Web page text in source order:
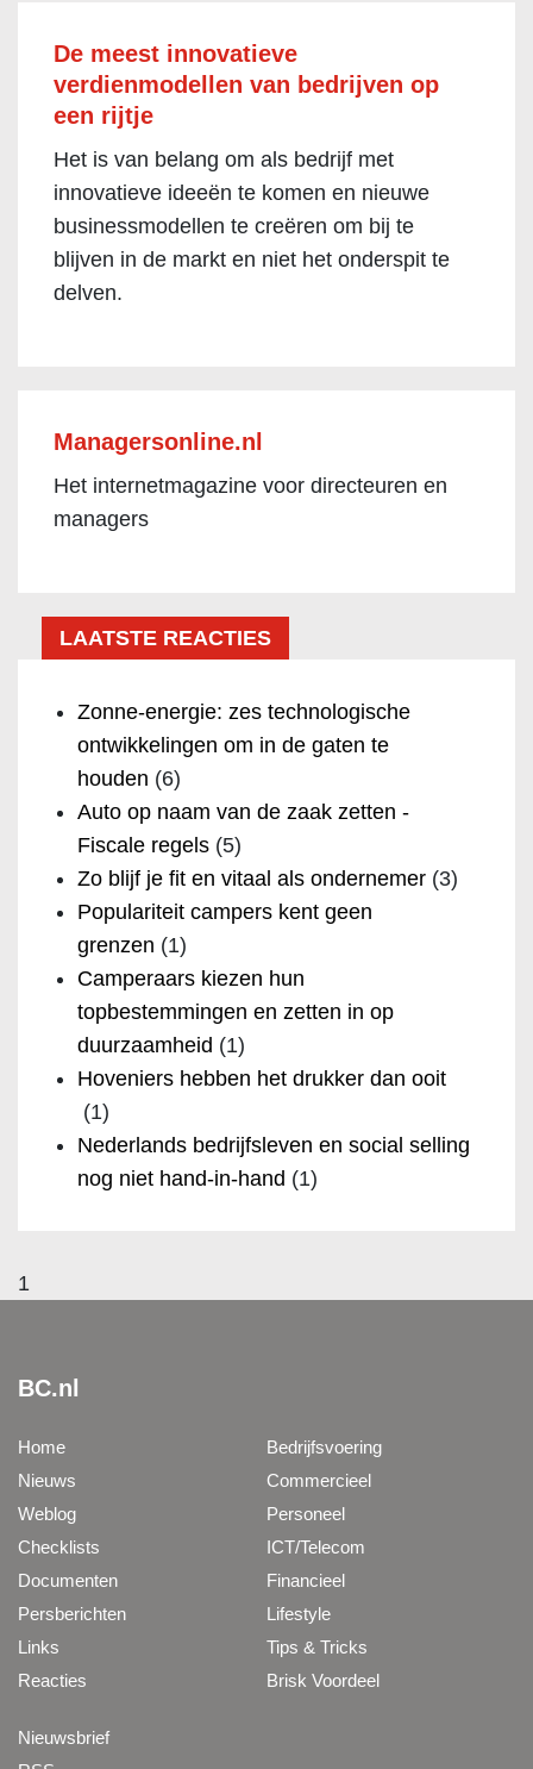
De meest innovatieve
verdienmodellen van bedrijven op
een rijtje
Het is van belang om als bedrijf met
innovatieve ideeën te komen en nieuwe
businessmodellen te creëren om bij te
blijven in de markt en niet het onderspit te
delven.
Managersonline.nl
Het internetmagazine voor directeuren en
managers
LAATSTE REACTIES
Zonne-energie: zes technologische
ontwikkelingen om in de gaten te
houden (6)
Auto op naam van de zaak zetten -
Fiscale regels (5)
Zo blijf je fit en vitaal als ondernemer (3)
Populariteit campers kent geen
grenzen (1)
Camperaars kiezen hun
topbestemmingen en zetten in op
duurzaamheid (1)
Hoveniers hebben het drukker dan ooit
(1)
Nederlands bedrijfsleven en social selling
nog niet hand-in-hand (1)
1
BC.nl
Home
Nieuws
Weblog
Checklists
Documenten
Persberichten
Links
Reacties
Bedrijfsvoering
Commercieel
Personeel
ICT/Telecom
Financieel
Lifestyle
Tips & Tricks
Brisk Voordeel
Nieuwsbrief